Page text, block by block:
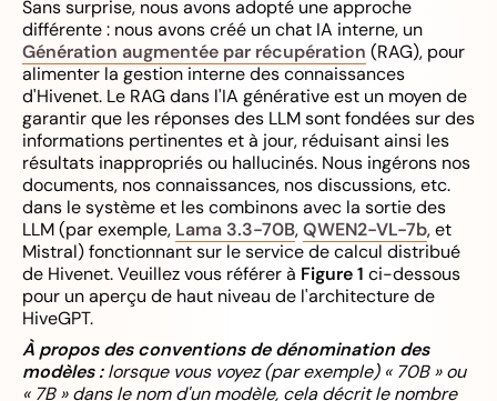
Sans surprise, nous avons adopté une approche
différente : nous avons créé un chat IA interne, un
Génération augmentée par récupération (RAG), pour
alimenter la gestion interne des connaissances
d'Hivenet. Le RAG dans l'IA générative est un moyen de
garantir que les réponses des LLM sont fondées sur des
informations pertinentes et à jour, réduisant ainsi les
résultats inappropriés ou hallucinés. Nous ingérons nos
documents, nos connaissances, nos discussions, etc.
dans le système et les combinons avec la sortie des
LLM (par exemple, Lama 3.3-70B,QWEN2-VL-7b, et
Mistral) fonctionnant sur le service de calcul distribué
de Hivenet. Veuillez vous référer à Figure 1 ci-dessous
pour un aperçu de haut niveau de l'architecture de
HiveGPT.
À propos des conventions de dénomination des
modèles :lorsque vous voyez (par exemple) « 70B » ou
« 7B » dans le nom d'un modèle, cela décrit le nombre